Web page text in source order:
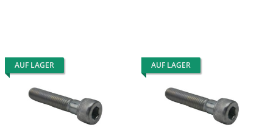
AUF LAGER AUF LAGER